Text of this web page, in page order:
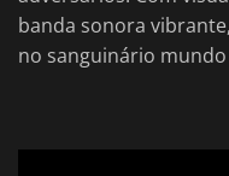
banda sonora
no sanguinário mundo